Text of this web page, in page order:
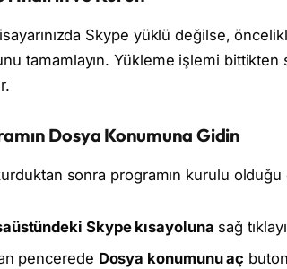
Skype yüklü değilse,
tamamlayın. Yükleme işlemi
Dosya Konumuna Gidin
sonra programın kurulu
Skype kısayoluna sağ
pencerede Dosya konumunu aç